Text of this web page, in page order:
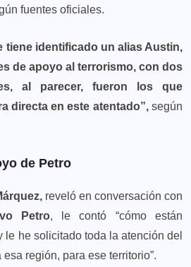
fuentes oficiales.
tiene identificado un alias Austin,
de apoyo al terrorismo, con dos
al parecer, fueron los que
directa en este atentado”,según
de Petro
reveló en conversación con
Petro, le contó “cómo están
le he solicitado toda la atención del
región, para ese territorio”.